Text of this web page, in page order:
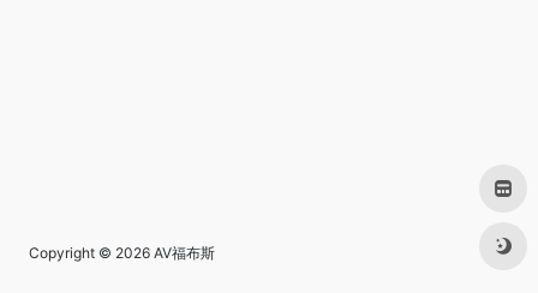
Copyright © 2026 AV福布斯